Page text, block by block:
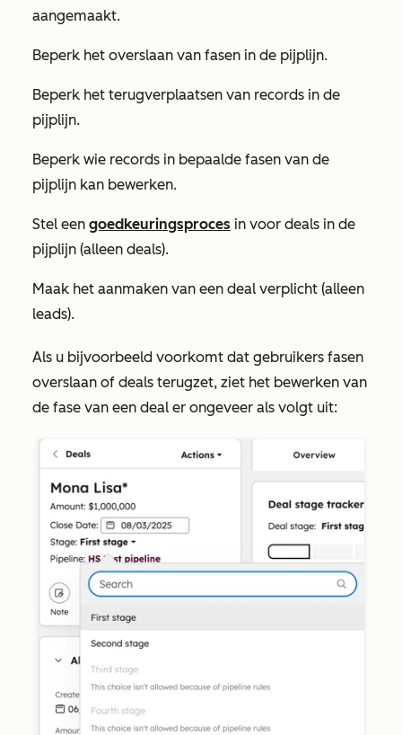
aangemaakt.
Beperk het overslaan van fasen in de pijplijn.
Beperk het terugverplaatsen van records in de
pijplijn.
Beperk wie records in bepaalde fasen van de
pijplijn kan bewerken.
Stel een goedkeuringsproces in voor deals in de
pijplijn (alleen deals).
Maak het aanmaken van een deal verplicht (alleen
leads).
Als u bijvoorbeeld voorkomt dat gebruikers fasen
overslaan of deals terugzet, ziet het bewerken van
de fase van een deal er ongeveer als volgt uit: